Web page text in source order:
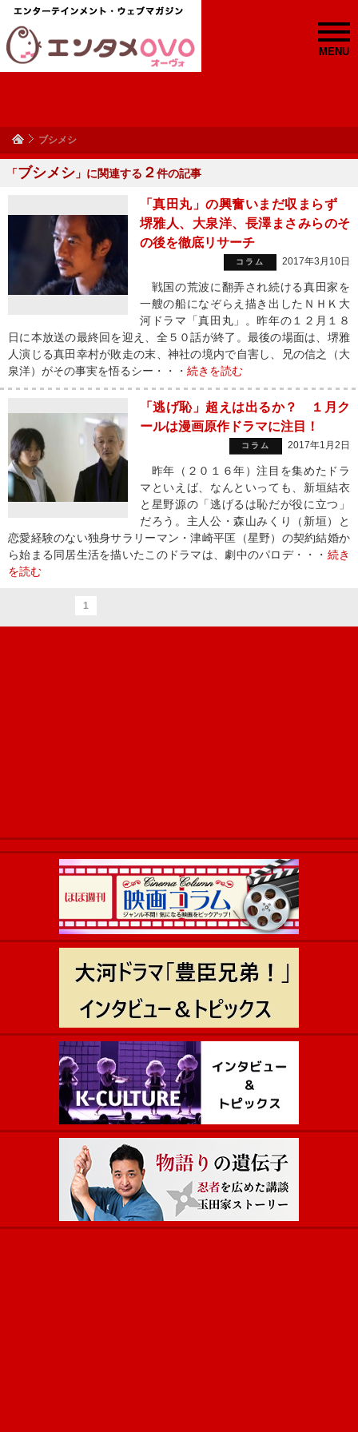
MENU
ブシメシ
「ブシメシ 」に関連する ２件の記事
「真田丸」の興奮いまだ収まらず
堺雅人、大泉洋、長澤まさみらのそ
の後を徹底リサーチ
コラム 2017年3月10日
戦国の荒波に翻弄され続ける真田家を
一艘の船になぞらえ描き出したＮＨＫ大
河ドラマ「真田丸」。昨年の１２月１８
日に本放送の最終回を迎え、全５０話が終了。最後の場面は、堺雅
人演じる真田幸村が敗走の末、神社の境内で自害し、兄の信之（大
泉洋）がその事実を悟るシー・・・ 続きを読む
「逃げ恥」超えは出るか？ １月ク
ールは漫画原作ドラマに注目！
コラム 2017年1月2日
昨年（２０１６年）注目を集めたドラ
マといえば、なんといっても、新垣結衣
と星野源の「逃げるは恥だが役に立つ」
だろう。主人公・森山みくり（新垣）と
恋愛経験のない独身サラリーマン・津崎平匡（星野）の契約結婚か
ら始まる同居生活を描いたこのドラマは、劇中のパロデ・・・ 続き
を読む
1